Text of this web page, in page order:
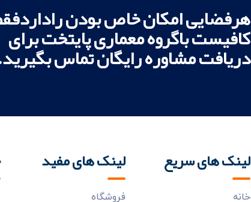
هرفضایی امکان خاص بودن
کافیست باگروه معماری پایتخت برای
دریافت مشاوره رایگان تماس
لینک های سریع
خانه
لینک های مفید
فروشگاه